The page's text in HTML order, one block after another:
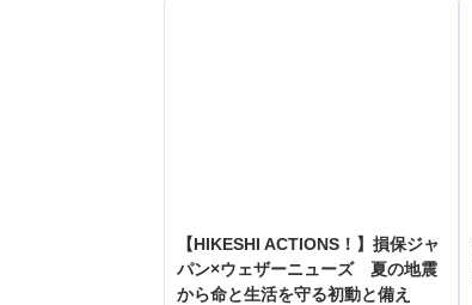
【HIKESHI ACTIONS！】損保ジャ
パン×ウェザーニューズ 夏の地震
から命と生活を守る初動と備え